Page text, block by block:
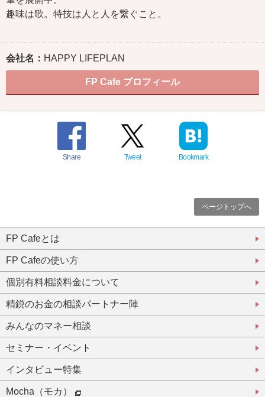
趣味は歌。特技は人と人を繋ぐこと。
会社名： HAPPY LIFEPLAN
FP Cafe プロフィール
Share Tweet Bookmark
ページトップへ
FP Cafeとは
FP Cafeの使い方
個別有料相談料金について
精鋭のお金の相談パートナー陣
みんなのマネー相談
セミナー・イベント
インタビュー特集
Mocha（モカ）